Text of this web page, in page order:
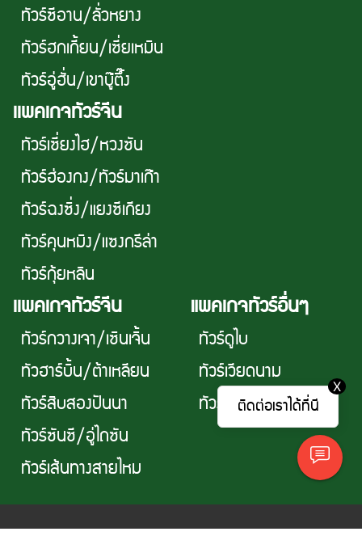
ทัวร์ซีอาน/ลั่วหยาง
ทัวร์ฮกเกี้ยน/เซี่ยเหมิน
ทัวร์อู่ฮั่น/เขาบู๊ตึ๊ง
เเพคเกจทัวร์จีน
ทัวร์เซี่ยงไฮ/หวงซัน
ทัวร์ฮ่องกง/ทัวร์มาเก๊า
ทัวร์ฉงซิ่ง/แยงซีเกียง
ทัวร์คุนหมิง/แซงกรีล่า
ทัวร์กุ้ยหลิน
เเพคเกจทัวร์จีน
ทัวร์กวางเจา/เซินเจิ้น
ทัวฮาร์บิ้น/ต้าเหลียน
ทัวร์สิบสองปันนา
ทัวร์ซันซี/อู่ไถซัน
ทัวร์เส้นทางสายไหม
แพคเกจทัวร์อื่นๆ
ทัวร์ดูไบ
ทัวร์เวียดนาม
ทัวร์ไต้หวันติดต่อเราได้ที่นี
X